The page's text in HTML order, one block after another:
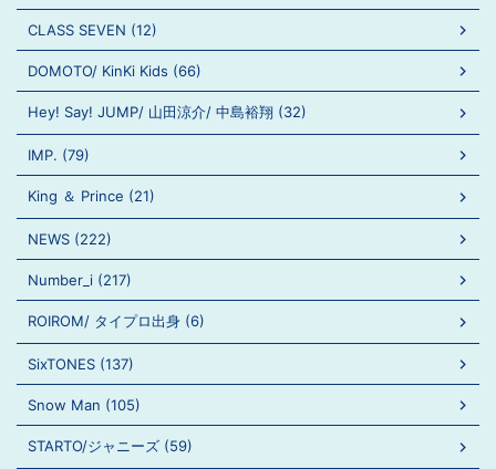
CLASS SEVEN (12)
DOMOTO/ KinKi Kids (66)
Hey! Say! JUMP/ 山田涼介/ 中島裕翔 (32)
IMP. (79)
King ＆ Prince (21)
NEWS (222)
Number_i (217)
ROIROM/ タイプロ出身 (6)
SixTONES (137)
Snow Man (105)
STARTO/ジャニーズ (59)